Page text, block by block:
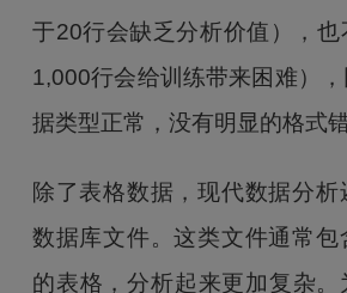
于20行会缺乏分析价值），也
1,000行会给训练带来困难）
据类型正常，没有明显的格式错
除了表格数据，现代数据分析
数据库文件。这类文件通常包
的表格，分析起来更加复杂